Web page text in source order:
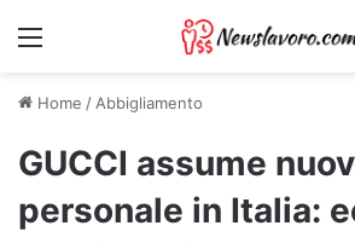
Menu
Home /Abbigliamento
GUCCI assume
personale in Italia: